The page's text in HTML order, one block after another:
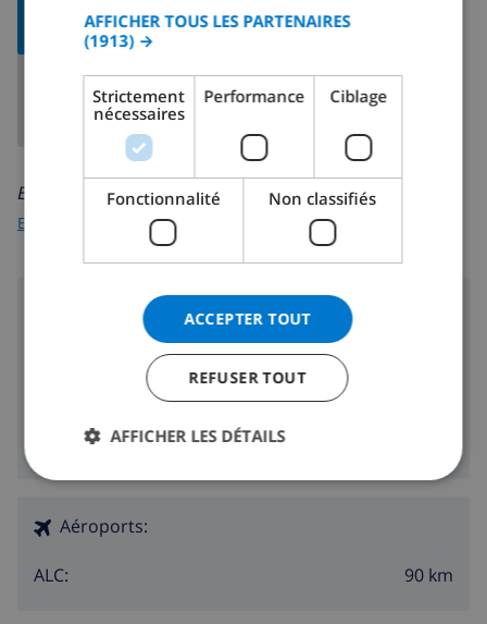
CARTE
En savoir plus sur:
Espagne Costa Blanca La Canuta
Restaurants:
Aéroports:
ALC: 90 km
DANISH
AFFICHER TOUS LES PARTENAIRES
(1913) →
Strictement
nécessaires
Performance Ciblage
Fonctionnalité Non classifiés
ACCEPTER TOUT
REFUSER TOUT
AFFICHER LES DÉTAILS